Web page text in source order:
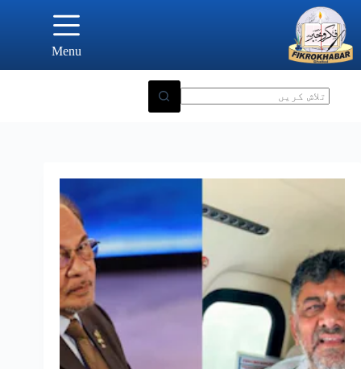
content
Menu